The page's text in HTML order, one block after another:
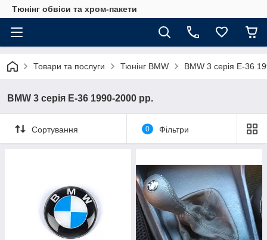
Тюнінг обвіси та хром-пакети
Товари та послуги Тюнінг BMW BMW 3 серія E-36
BMW 3 серія E-36 1990-2000 рр.
Сортування 0 Фільтри